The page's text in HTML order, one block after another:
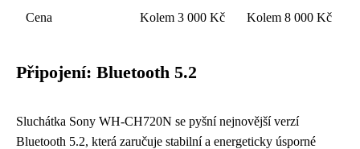
Cena Kolem 3 000 Kč Kolem 8 000 Kč
Připojení: Bluetooth 5.2
Sluchátka Sony WH-CH720N se pyšní nejnovější verzí
Bluetooth 5.2, která zaručuje stabilní a energeticky úsporné